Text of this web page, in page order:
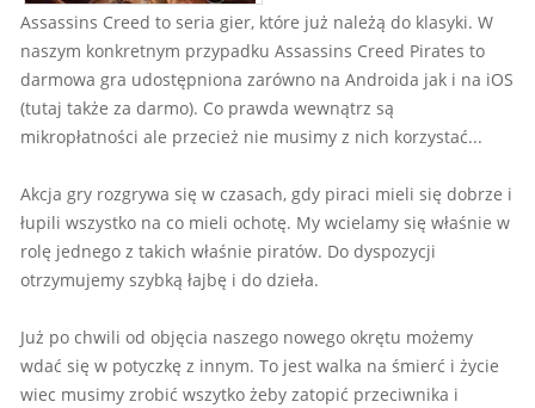
Assassins Creed to seria gier, które już należą do klasyki. W
naszym konkretnym przypadku Assassins Creed Pirates to
darmowa gra udostępniona zarówno na Androida jak i na iOS
(tutaj także za darmo). Co prawda wewnątrz są
mikropłatności ale przecież nie musimy z nich korzystać...
Akcja gry rozgrywa się w czasach, gdy piraci mieli się dobrze i
łupili wszystko na co mieli ochotę. My wcielamy się właśnie w
rolę jednego z takich właśnie piratów. Do dyspozycji
otrzymujemy szybką łajbę i do dzieła.
Już po chwili od objęcia naszego nowego okrętu możemy
wdać się w potyczkę z innym. To jest walka na śmierć i życie
wiec musimy zrobić wszytko żeby zatopić przeciwnika i